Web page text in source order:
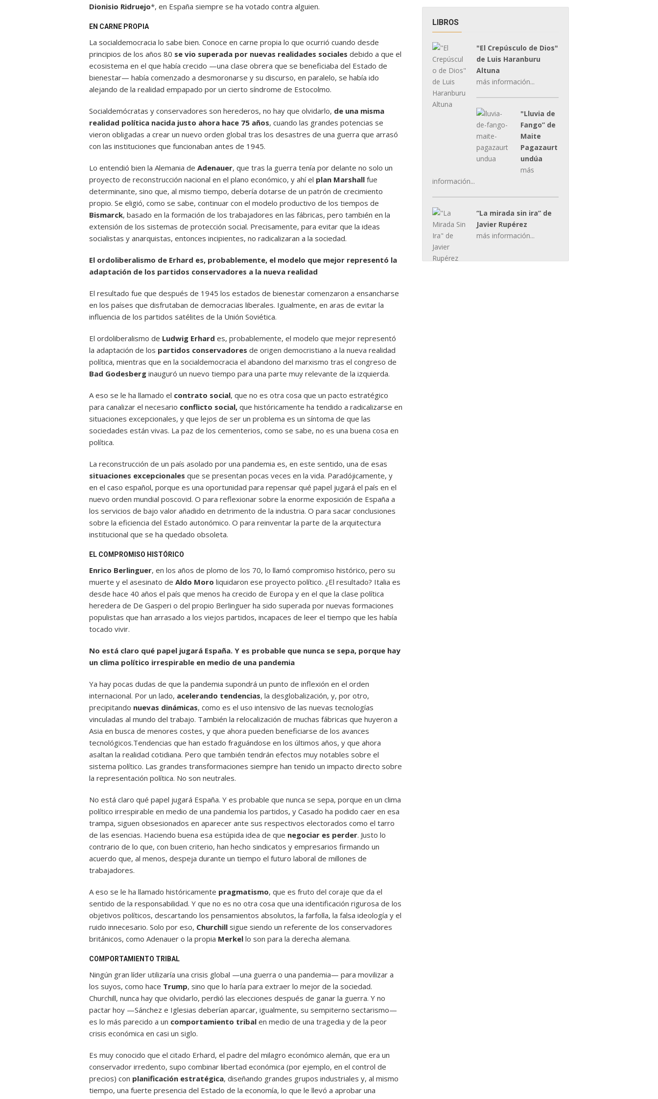
Dionisio Ridruejo*, en España siempre se ha votado contra alguien.
EN CARNE PROPIA
La socialdemocracia lo sabe bien. Conoce en carne propia lo que ocurrió cuando desde
principios de los años 80 se vio superada por nuevas realidades sociales debido a que el
ecosistema en el que había crecido —una clase obrera que se beneficiaba del Estado de
bienestar— había comenzado a desmoronarse y su discurso, en paralelo, se había ido
alejando de la realidad empapado por un cierto síndrome de Estocolmo.
Socialdemócratas y conservadores son herederos, no hay que olvidarlo, de una misma
realidad política nacida justo ahora hace 75 años, cuando las grandes potencias se
vieron obligadas a crear un nuevo orden global tras los desastres de una guerra que arrasó
con las instituciones que funcionaban antes de 1945.
Lo entendió bien la Alemania de Adenauer, que tras la guerra tenía por delante no solo un
proyecto de reconstrucción nacional en el plano económico, y ahí el plan Marshall fue
determinante, sino que, al mismo tiempo, debería dotarse de un patrón de crecimiento
propio. Se eligió, como se sabe, continuar con el modelo productivo de los tiempos de
Bismarck, basado en la formación de los trabajadores en las fábricas, pero también en la
extensión de los sistemas de protección social. Precisamente, para evitar que la ideas
socialistas y anarquistas, entonces incipientes, no radicalizaran a la sociedad.
El ordoliberalismo de Erhard es, probablemente, el modelo que mejor representó la
adaptación de los partidos conservadores a la nueva realidad
El resultado fue que después de 1945 los estados de bienestar comenzaron a ensancharse
en los países que disfrutaban de democracias liberales. Igualmente, en aras de evitar la
influencia de los partidos satélites de la Unión Soviética.
El ordoliberalismo de Ludwig Erhard es, probablemente, el modelo que mejor representó
la adaptación de los partidos conservadores de origen democristiano a la nueva realidad
política, mientras que en la socialdemocracia el abandono del marxismo tras el congreso de
Bad Godesberg inauguró un nuevo tiempo para una parte muy relevante de la izquierda.
A eso se le ha llamado el contrato social, que no es otra cosa que un pacto estratégico
para canalizar el necesario conflicto social, que históricamente ha tendido a radicalizarse en
situaciones excepcionales, y que lejos de ser un problema es un síntoma de que las
sociedades están vivas. La paz de los cementerios, como se sabe, no es una buena cosa en
política.
La reconstrucción de un país asolado por una pandemia es, en este sentido, una de esas
situaciones excepcionales que se presentan pocas veces en la vida. Paradójicamente, y
en el caso español, porque es una oportunidad para repensar qué papel jugará el país en el
nuevo orden mundial poscovid. O para reflexionar sobre la enorme exposición de España a
los servicios de bajo valor añadido en detrimento de la industria. O para sacar conclusiones
sobre la eficiencia del Estado autonómico. O para reinventar la parte de la arquitectura
institucional que se ha quedado obsoleta.
EL COMPROMISO HISTÓRICO
Enrico Berlinguer, en los años de plomo de los 70, lo llamó compromiso histórico, pero su
muerte y el asesinato de Aldo Moro liquidaron ese proyecto político. ¿El resultado? Italia es
desde hace 40 años el país que menos ha crecido de Europa y en el que la clase política
heredera de De Gasperi o del propio Berlinguer ha sido superada por nuevas formaciones
populistas que han arrasado a los viejos partidos, incapaces de leer el tiempo que les había
tocado vivir.
No está claro qué papel jugará España. Y es probable que nunca se sepa, porque hay
un clima político irrespirable en medio de una pandemia
Ya hay pocas dudas de que la pandemia supondrá un punto de inflexión en el orden
internacional. Por un lado, acelerando tendencias, la desglobalización, y, por otro,
precipitando nuevas dinámicas, como es el uso intensivo de las nuevas tecnologías
vinculadas al mundo del trabajo. También la relocalización de muchas fábricas que huyeron a
Asia en busca de menores costes, y que ahora pueden beneficiarse de los avances
tecnológicos.Tendencias que han estado fraguándose en los últimos años, y que ahora
asaltan la realidad cotidiana. Pero que también tendrán efectos muy notables sobre el
sistema político. Las grandes transformaciones siempre han tenido un impacto directo sobre
la representación política. No son neutrales.
No está claro qué papel jugará España. Y es probable que nunca se sepa, porque en un clima
político irrespirable en medio de una pandemia los partidos, y Casado ha podido caer en esa
trampa, siguen obsesionados en aparecer ante sus respectivos electorados como el tarro
de las esencias. Haciendo buena esa estúpida idea de que negociar es perder. Justo lo
contrario de lo que, con buen criterio, han hecho sindicatos y empresarios firmando un
acuerdo que, al menos, despeja durante un tiempo el futuro laboral de millones de
trabajadores.
A eso se le ha llamado históricamente pragmatismo, que es fruto del coraje que da el
sentido de la responsabilidad. Y que no es no otra cosa que una identificación rigurosa de los
objetivos políticos, descartando los pensamientos absolutos, la farfolla, la falsa ideología y el
ruido innecesario. Solo por eso, Churchill sigue siendo un referente de los conservadores
británicos, como Adenauer o la propia Merkel lo son para la derecha alemana.
COMPORTAMIENTO TRIBAL
Ningún gran líder utilizaría una crisis global —una guerra o una pandemia— para movilizar a
los suyos, como hace Trump, sino que lo haría para extraer lo mejor de la sociedad.
Churchill, nunca hay que olvidarlo, perdió las elecciones después de ganar la guerra. Y no
pactar hoy —Sánchez e Iglesias deberían aparcar, igualmente, su sempiterno sectarismo—
es lo más parecido a un comportamiento tribal en medio de una tragedia y de la peor
crisis económica en casi un siglo.
Es muy conocido que el citado Erhard, el padre del milagro económico alemán, que era un
conservador irredento, supo combinar libertad económica (por ejemplo, en el control de
precios) con planificación estratégica, diseñando grandes grupos industriales y, al mismo
tiempo, una fuerte presencia del Estado de la economía, lo que le llevó a aprobar una
LIBROS
"El Crepúsculo de Dios"
de Luis Haranburu
Altuna
más información...
"Lluvia de
Fango” de
Maite
Pagazaurt
undúa
más
información...
“La mirada sin ira” de
Javier Rupérez
más información...